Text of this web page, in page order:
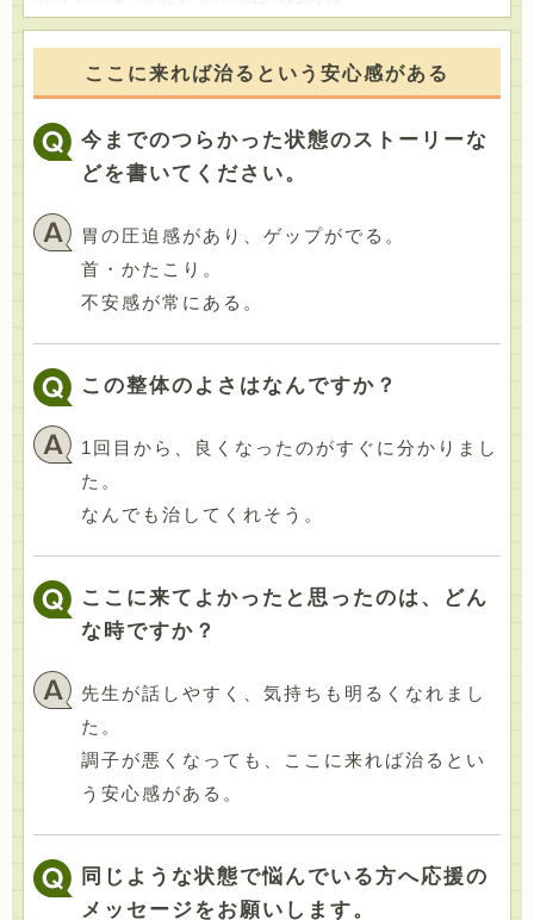
ここに来れば治るという安心感がある
今までのつらかった状態のストーリーな
どを書いてください。
胃の圧迫感があり、ゲップがでる。
首・かたこり。
不安感が常にある。
この整体のよさはなんですか？
1回目から、良くなったのがすぐに分かりまし
た。
なんでも治してくれそう。
ここに来てよかったと思ったのは、どん
な時ですか？
先生が話しやすく、気持ちも明るくなれまし
た。
調子が悪くなっても、ここに来れば治るとい
う安心感がある。
同じような状態で悩んでいる方へ応援の
メッセージをお願いします。